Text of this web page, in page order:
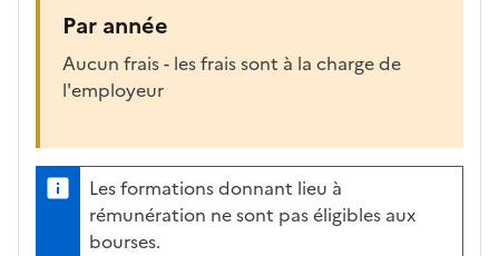
Par année
Aucun frais - les frais sont à la charge de
l'employeur
Les formations donnant lieu à
rémunération ne sont pas éligibles aux
bourses.